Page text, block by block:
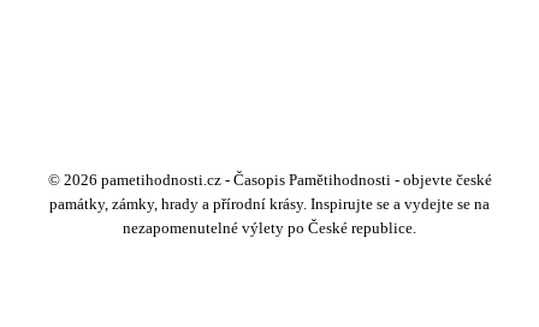
© 2026 pametihodnosti.cz - Časopis Pamětihodnosti - objevte české
památky, zámky, hrady a přírodní krásy. Inspirujte se a vydejte se na
nezapomenutelné výlety po České republice.